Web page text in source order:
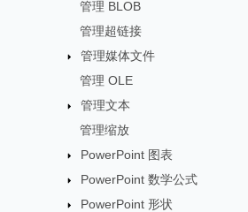
管理 BLOB
管理超链接
管理媒体文件
管理 OLE
管理文本
管理缩放
PowerPoint 图表
PowerPoint 数学公式
PowerPoint 形状